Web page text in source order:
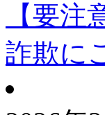
【要
詐欺に